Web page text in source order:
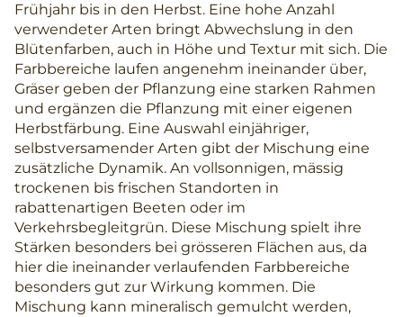
Frühjahr bis in den Herbst. Eine hohe Anzahl
verwendeter Arten bringt Abwechslung in den
Blütenfarben, auch in Höhe und Textur mit sich. Die
Farbbereiche laufen angenehm ineinander über,
Gräser geben der Pflanzung eine starken Rahmen
und ergänzen die Pflanzung mit einer eigenen
Herbstfärbung. Eine Auswahl einjähriger,
selbstversamender Arten gibt der Mischung eine
zusätzliche Dynamik. An vollsonnigen, mässig
trockenen bis frischen Standorten in
rabattenartigen Beeten oder im
Verkehrsbegleitgrün. Diese Mischung spielt ihre
Stärken besonders bei grösseren Flächen aus, da
hier die ineinander verlaufenden Farbbereiche
besonders gut zur Wirkung kommen. Die
Mischung kann mineralisch gemulcht werden,